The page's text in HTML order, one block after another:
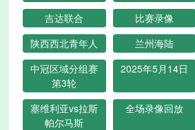
吉达联合
比赛录像
陕西西北青年人
兰州海陆
中冠区域分组赛
第3轮
2025年5月14日
塞维利亚vs拉斯
帕尔马斯
全场录像回放